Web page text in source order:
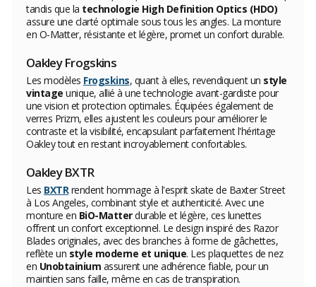
tandis que la technologie High Definition Optics (HDO)
assure une clarté optimale sous tous les angles. La monture
en O-Matter, résistante et légère, promet un confort durable.
Oakley Frogskins
Les modèles Frogskins, quant à elles, revendiquent un style
vintage unique, allié à une technologie avant-gardiste pour
une vision et protection optimales. Équipées également de
verres Prizm, elles ajustent les couleurs pour améliorer le
contraste et la visibilité, encapsulant parfaitement l'héritage
Oakley tout en restant incroyablement confortables.
Oakley BXTR
Les BXTRrendent hommage à l'esprit skate de Baxter Street
à Los Angeles, combinant style et authenticité. Avec une
monture en BiO-Matterdurable et légère, ces lunettes
offrent un confort exceptionnel. Le design inspiré des Razor
Blades originales, avec des branches à forme de gâchettes,
reflète un style moderne et unique. Les plaquettes de nez
en Unobtainium assurent une adhérence fiable, pour un
maintien sans faille, même en cas de transpiration.